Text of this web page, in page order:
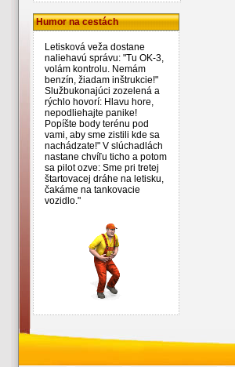
Humor na cestách
Letisková veža dostane
naliehavú správu: "Tu OK-3,
volám kontrolu. Nemám
benzín, žiadam inštrukcie!"
Službukonajúci zozelená a
rýchlo hovorí: Hlavu hore,
nepodliehajte panike!
Popíšte body terénu pod
vami, aby sme zistili kde sa
nachádzate!" V slúchadlách
nastane chvíľu ticho a potom
sa pilot ozve: Sme pri tretej
štartovacej dráhe na letisku,
čakáme na tankovacie
vozidlo."